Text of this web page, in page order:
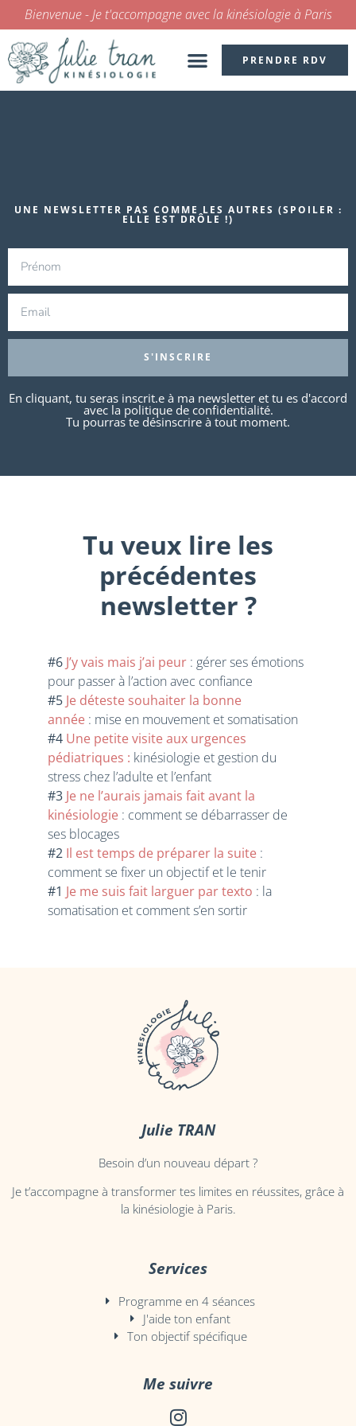
Bienvenue - Je t'accompagne avec la kinésiologie à Paris
PRENDRE RDV
UNE NEWSLETTER PAS COMME LES AUTRES (SPOILER :
ELLE EST DRÔLE !)
S'INSCRIRE
En cliquant, tu seras inscrit.e à ma newsletter et tu es d'accord
avec la politique de confidentialité.
Tu pourras te désinscrire à tout moment.
Tu veux lire les
précédentes
newsletter ?
#6 J’y vais mais j’ai peur : gérer ses émotions
pour passer à l’action avec confiance
#5 Je déteste souhaiter la bonne
année : mise en mouvement et somatisation
#4 Une petite visite aux urgences
pédiatriques : kinésiologie et gestion du
stress chez l’adulte et l’enfant
#3 Je ne l’aurais jamais fait avant la
kinésiologie : comment se débarrasser de
ses blocages
#2 Il est temps de préparer la suite :
comment se fixer un objectif et le tenir
#1 Je me suis fait larguer par texto : la
somatisation et comment s’en sortir
Julie TRAN
Besoin d’un nouveau départ ?
Je t’accompagne à transformer tes limites en réussites, grâce à
la kinésiologie à Paris.
Services
Programme en 4 séances
J'aide ton enfant
Ton objectif spécifique
Me suivre